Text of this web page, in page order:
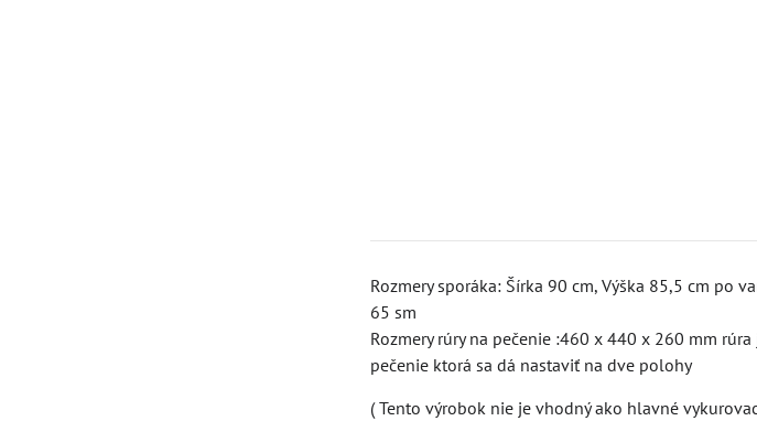
Rozmery sporáka: Šírka 90 cm, Výška 85,5 cm po
65 sm
Rozmery rúry na pečenie :460 x 440 x 260 mm
pečenie ktorá sa dá nastaviť na dve polohy
( Tento výrobok nie je vhodný ako hlavné